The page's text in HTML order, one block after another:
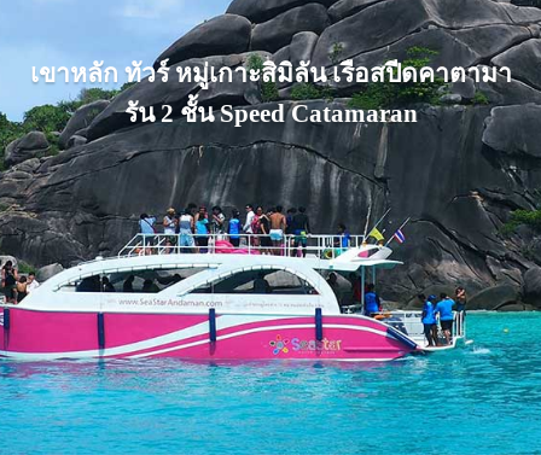
เขาหลัก ทัวร์ หมู่เกาะสิมิลัน เรือสปีดคาตามา
รัน 2 ชั้น Speed Catamaran